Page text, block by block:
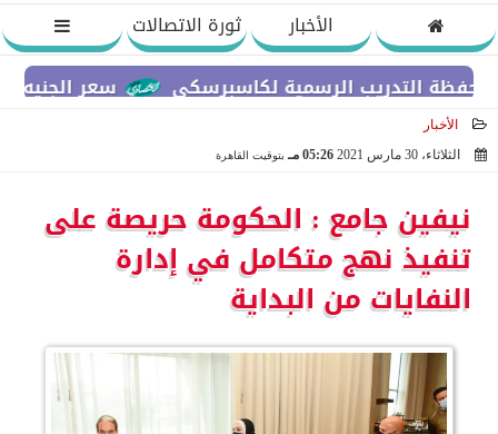
الأخبار
ثورة الاتصالات
سعر الجنيه
الأخبار
الثلاثاء، 30 مارس 2021
05:26 مـ بتوقيت القاهرة
نيفين جامع : الحكومة حريصة على
تنفيذ نهج متكامل في إدارة
النفايات من البداية